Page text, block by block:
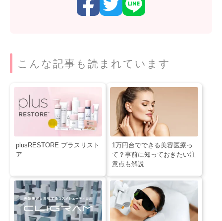
こんな記事も読まれています
plusRESTORE プラスリスト
ア
1万円台でできる美容医療っ
て？事前に知っておきたい注
意点も解説